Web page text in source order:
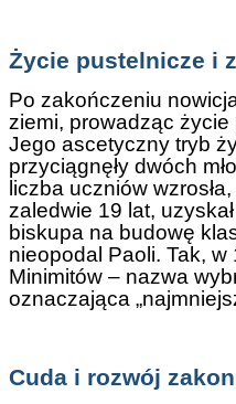
Życie pustelnicze i
Po zakończeniu
ziemi, prowadząc
Jego ascetyczny tryb
przyciągnęły dwóch
liczba uczniów
zaledwie 19 lat,
biskupa na budowę
nieopodal Paoli. Tak, w
Minimitów – nazwa
oznaczająca
Cuda i rozwój